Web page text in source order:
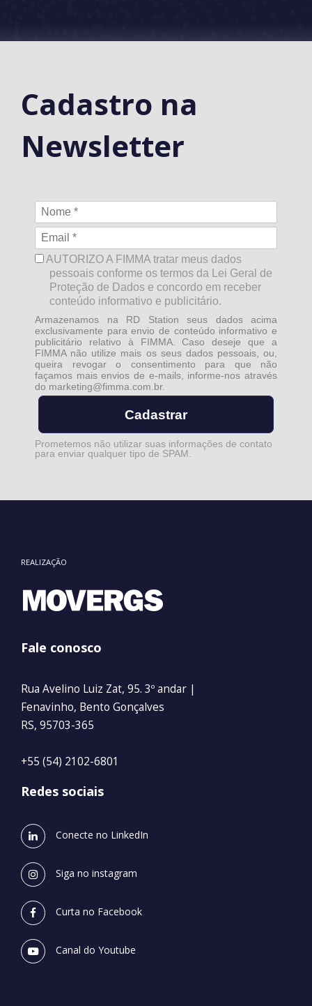
Cadastro na
Newsletter
AUTORIZO A FIMMA tratar meus dados
pessoais conforme os termos da Lei Geral de
Proteção de Dados e concordo em receber
conteúdo informativo e publicitário.
Armazenamos na RD Station seus dados acima
exclusivamente para envio de conteúdo informativo e
publicitário relativo à FIMMA. Caso deseje que a
FIMMA não utilize mais os seus dados pessoais, ou,
queira revogar o consentimento para que não
façamos mais envios de e-mails, informe-nos através
do marketing@fimma.com.br.
Cadastrar
Prometemos não utilizar suas informações de contato
para enviar qualquer tipo de SPAM.
REALIZAÇÃO
Fale conosco
Rua Avelino Luiz Zat, 95. 3º andar |
Fenavinho, Bento Gonçalves
RS, 95703-365
+55 (54) 2102-6801
Redes sociais
Conecte no LinkedIn
Siga no instagram
Curta no Facebook
Canal do Youtube